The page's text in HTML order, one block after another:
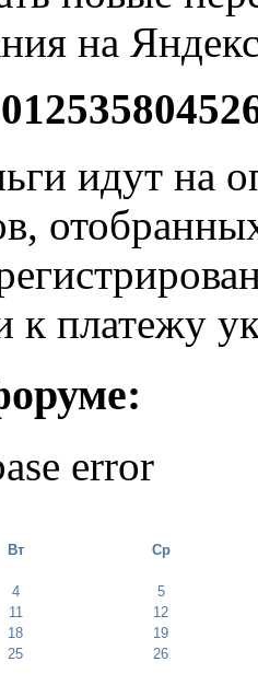
на
идут на
к платежу
error
Вт Ср
4
5
11
12
18
19
25
26